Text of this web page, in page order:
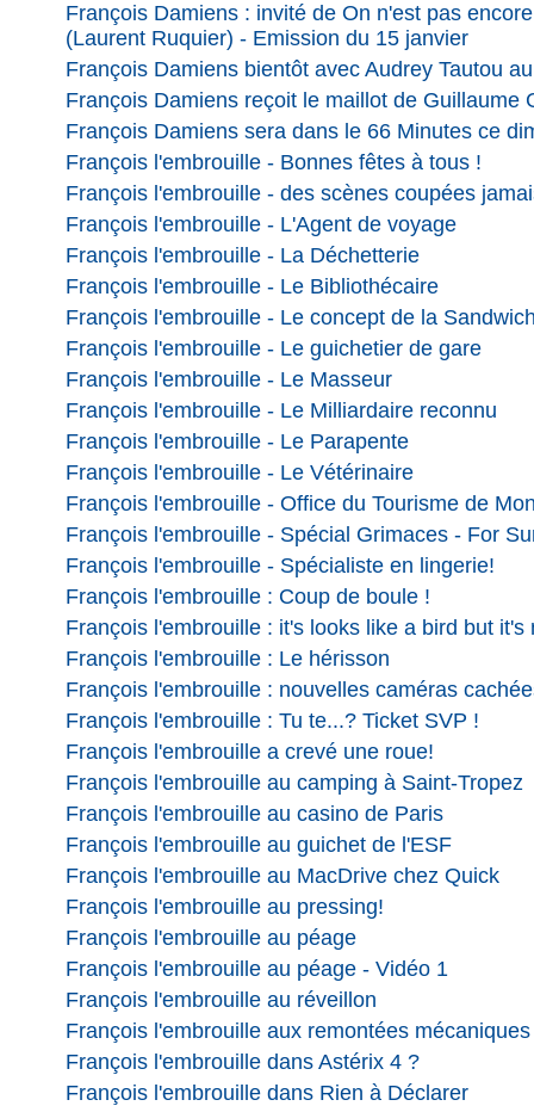
François Damiens : invité de On n'est pas
(Laurent Ruquier) - Emission du 15 janvier
François Damiens bientôt avec Audrey Tautou
François Damiens reçoit le maillot de Guillaume
François Damiens sera dans le 66 Minutes ce
François l'embrouille - Bonnes fêtes à tous !
François l'embrouille - des scènes coupées
François l'embrouille - L'Agent de voyage
François l'embrouille - La Déchetterie
François l'embrouille - Le Bibliothécaire
François l'embrouille - Le concept de la
François l'embrouille - Le guichetier de gare
François l'embrouille - Le Masseur
François l'embrouille - Le Milliardaire reconnu
François l'embrouille - Le Parapente
François l'embrouille - Le Vétérinaire
François l'embrouille - Office du Tourisme de
François l'embrouille - Spécial Grimaces - For
François l'embrouille - Spécialiste en lingerie!
François l'embrouille : Coup de boule !
François l'embrouille : it's looks like a bird but it's
François l'embrouille : Le hérisson
François l'embrouille : nouvelles caméras
François l'embrouille : Tu te...? Ticket SVP !
François l'embrouille a crevé une roue!
François l'embrouille au camping à Saint-Tropez
François l'embrouille au casino de Paris
François l'embrouille au guichet de l'ESF
François l'embrouille au MacDrive chez Quick
François l'embrouille au pressing!
François l'embrouille au péage
François l'embrouille au péage - Vidéo 1
François l'embrouille au réveillon
François l'embrouille aux remontées mécaniques
François l'embrouille dans Astérix 4 ?
François l'embrouille dans Rien à Déclarer